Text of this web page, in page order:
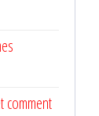
comment